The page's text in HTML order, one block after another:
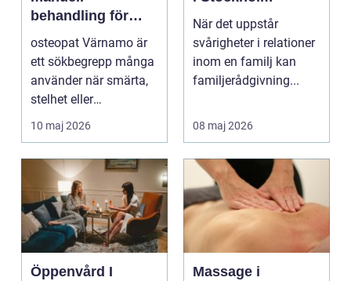
behandling för
minskad smärta
och Ökad rörlighet
osteopat Värnamo är
ett sökbegrepp många
använder när smärta,
stelhet eller
återkommande värk
börjar...
10 maj 2026
När det uppstår
svårigheter i relationer
inom en familj kan
familjerådgivning...
08 maj 2026
Öppenvård I
Massage i